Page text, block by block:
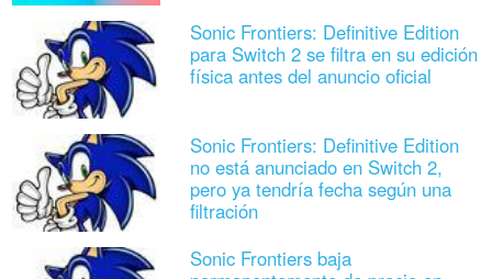
Sonic Frontiers: Definitive Edition
para Switch 2 se filtra en su edición
física antes del anuncio oficial
Sonic Frontiers: Definitive Edition
no está anunciado en Switch 2,
pero ya tendría fecha según una
filtración
Sonic Frontiers baja